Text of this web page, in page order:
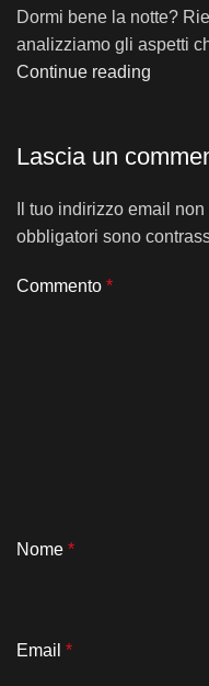
Dormi bene la notte?
analizziamo gli aspetti
Continue reading
Lascia un
Il tuo indirizzo email
obbligatori sono
Commento *
Nome *
Email *